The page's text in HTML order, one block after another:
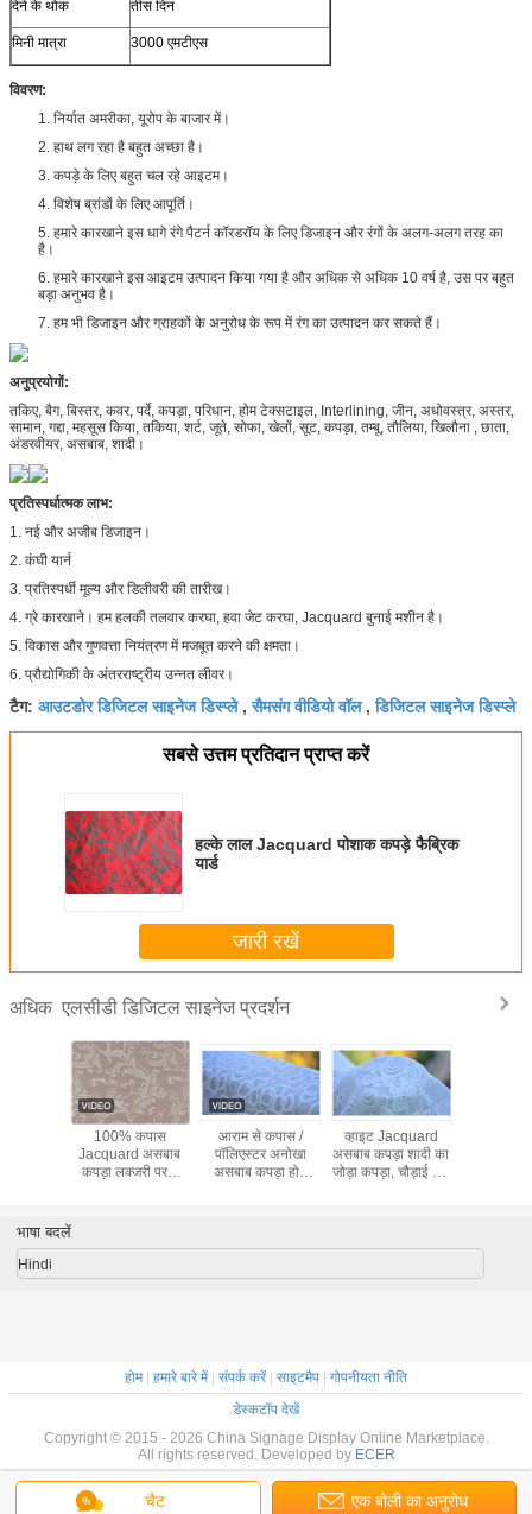
देने के थोक तीस दिन
मिनी मात्रा 3000 एमटीएस
विवरण:
1. निर्यात अमरीका, यूरोप के बाजार में।
2. हाथ लग रहा है बहुत अच्छा है।
3. कपड़े के लिए बहुत चल रहे आइटम।
4. विशेष ब्रांडों के लिए आपूर्ति।
5. हमारे कारखाने इस धागे रंगे पैटर्न कॉरडरॉय के लिए डिजाइन और रंगों के अलग-अलग तरह का
है।
6. हमारे कारखाने इस आइटम उत्पादन किया गया है और अधिक से अधिक 10 वर्ष है, उस पर बहुत
बड़ा अनुभव है।
7. हम भी डिजाइन और ग्राहकों के अनुरोध के रूप में रंग का उत्पादन कर सकते हैं।
अनुप्रयोगों:
तकिए, बैग, बिस्तर, कवर, पर्दे, कपड़ा, परिधान, होम टेक्सटाइल, Interlining, जीन, अधोवस्त्र, अस्तर,
सामान, गद्दा, महसूस किया, तकिया, शर्ट, जूते, सोफा, खेलों, सूट, कपड़ा, तम्बू, तौलिया, खिलौना , छाता,
अंडरवीयर, असबाब, शादी।
प्रतिस्पर्धात्मक लाभ:
1. नई और अजीब डिजाइन।
2. कंघी यार्न
3. प्रतिस्पर्धी मूल्य और डिलीवरी की तारीख।
4. ग्रे कारखाने। हम हलकी तलवार करघा, हवा जेट करघा, Jacquard बुनाई मशीन है।
5. विकास और गुणवत्ता नियंत्रण में मजबूत करने की क्षमता।
6. प्रौद्योगिकी के अंतरराष्ट्रीय उन्नत लीवर।
टैग: आउटडोर डिजिटल साइनेज डिस्प्ले,सैमसंग वीडियो वॉल,डिजिटल साइनेज डिस्प्ले
सबसे उत्तम प्रतिदान प्राप्त करें
हल्के लाल Jacquard पोशाक कपड़े फैब्रिक
यार्ड
जारी रखें
अधिक एलसीडी डिजिटल साइनेज प्रदर्शन
100% कपास
Jacquard असबाब
कपड़ा लक्जरी परदा
आराम से कपास /
पॉलिएस्टर अनोखा
असबाब कपड़ा होम
व्हाइट Jacquard
असबाब कपड़ा शादी का
जोड़ा कपड़ा, चौड़ाई 57
चैट एक बोली का अनुरोध
भाषा बदलें
Hindi
होम| हमारे बारे में| संपर्क करें| साइटमैप
गोपनीयता नीति
डेस्कटॉप देखें
Copyright © 2015 - 2026 China Signage Display Online Marketplace.
All rights reserved. Developed by ECER